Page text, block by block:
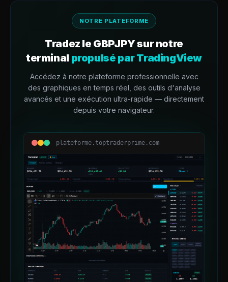
NOTRE PLATEFORME
Tradez le GBPJPYsur notre
terminal propulsé par TradingView
Accédez à notre plateforme professionnelle avec
des graphiques en temps réel, des outils d'analyse
avancés et une exécution ultra-rapide — directement
depuis votre navigateur.
plateforme.toptraderprime.com